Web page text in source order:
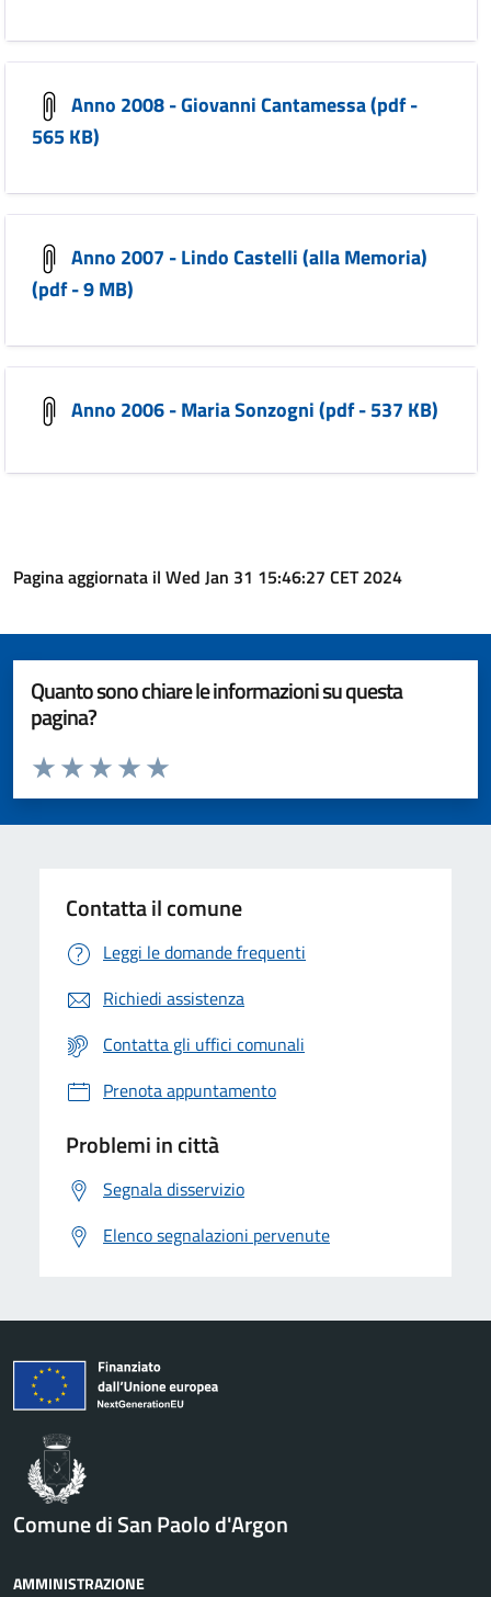
Anno 2008 - Giovanni Cantamessa (pdf -
565 KB)
Anno 2007 - Lindo Castelli (alla Memoria)
(pdf - 9 MB)
Anno 2006 - Maria Sonzogni (pdf - 537 KB)
Pagina aggiornata il Wed Jan 31 15:46:27 CET 2024
Quanto sono chiare le informazioni su questa
pagina?
Valuta da 1 a 5 stelle la pagina
Valuta 5 stelle su 5
Valuta 4 stelle su 5
Valuta 3 stelle su 5
Valuta 2 stelle su 5
Valuta 1 stelle su 5
Contatta il comune
Leggi le domande frequenti
Richiedi assistenza
Contatta gli uffici comunali
Prenota appuntamento
Problemi in città
Segnala disservizio
Elenco segnalazioni pervenute
Comune di San Paolo d'Argon
AMMINISTRAZIONE